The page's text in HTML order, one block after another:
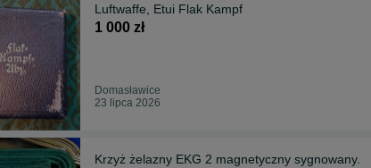
Luftwaffe, Etui Flak Kampf
1 000 zł
Domasławice
23 lipca 2026
Krzyż żelazny EKG 2 magnetyczny sygnowany.